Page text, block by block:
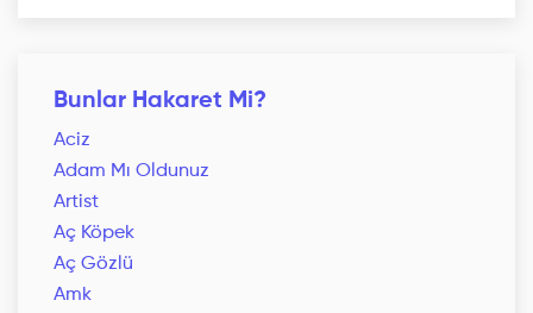
Bunlar Hakaret Mi?
Aciz
Adam Mı Oldunuz
Artist
Aç Köpek
Aç Gözlü
Amk